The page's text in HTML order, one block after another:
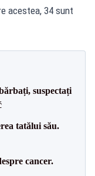
acestea, 34 sunt
suspectați
tatălui său.
cancer.